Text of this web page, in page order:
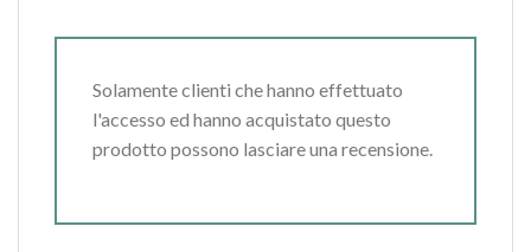
Solamente clienti che hanno effettuato
l'accesso ed hanno acquistato questo
prodotto possono lasciare una recensione.